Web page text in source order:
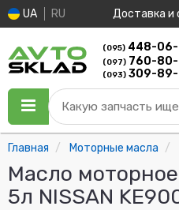
UA RU Доставка и
(095) 448-
(097) 760-
(093) 309-
Какую запчасть
Главная Моторные масла
Масло
5л NISSAN